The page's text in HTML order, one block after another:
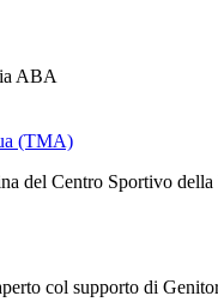
ABA
(TMA)
del Centro Sportivo
col supporto di